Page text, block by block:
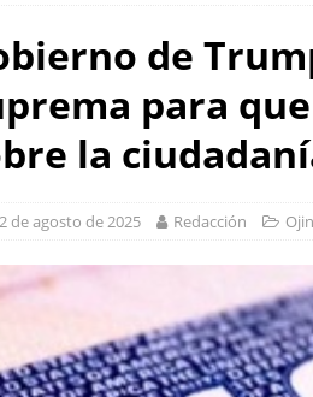
[ 6 de agosto de 2026
violencia en Granjas
[ 6 de agosto de 2026 ]
corporación requiere
[ 6 de agosto de 2026
de
para
la
de agosto de 2025 Redacción